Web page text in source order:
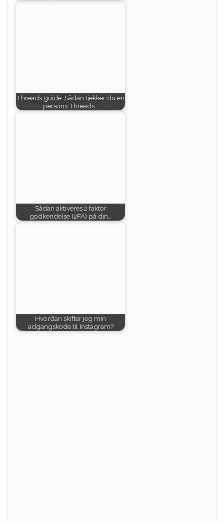
Threads guide: Sådan tjekker du en
persons Threads…
Sådan aktiveres 2 faktor
godkendelse (2FA) på din…
Hvordan skifter jeg min
adgangskode til Instagram?